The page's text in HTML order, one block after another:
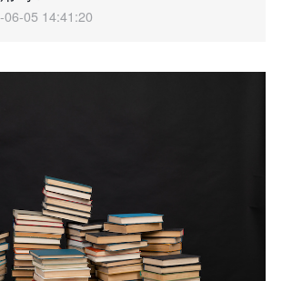
06-05 14:41:20